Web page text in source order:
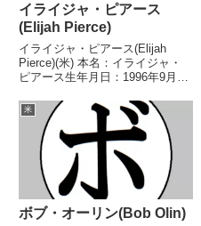
イライジャ・ピアース
(Elijah Pierce)
イライジャ・ピアース(Elijah
Pierce)(米) 本名：イライジャ・
ピアース生年月日：1996年9月30
(17KO)3敗 【獲得タイトル】
WBCバンタム級シルバー王座
WBCスーパーバンタム級シルバ
ー王座W...
米
ボブ・オーリン(Bob Olin)